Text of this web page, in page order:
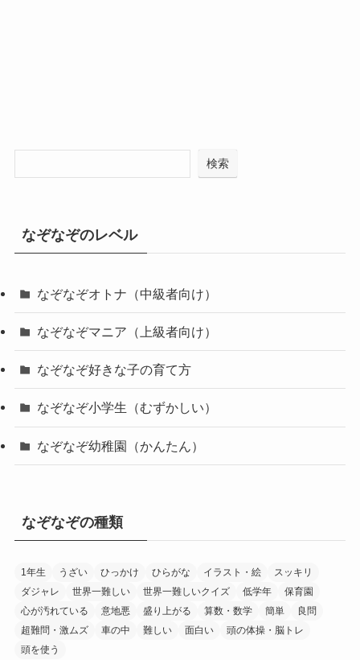
検索
なぞなぞのレベル
なぞなぞオトナ（中級者向け）
なぞなぞマニア（上級者向け）
なぞなぞ好きな子の育て方
なぞなぞ小学生（むずかしい）
なぞなぞ幼稚園（かんたん）
なぞなぞの種類
1年生 うざい ひっかけ ひらがな イラスト・絵
スッキリ
ダジャレ
世界一難しい 世界一難しいクイズ 低学年
保育園
心が汚れている
意地悪 盛り上がる 算数・数学 簡単
良問
超難問・激ムズ
車の中 難しい 面白い
頭の体操・脳トレ
頭を使う